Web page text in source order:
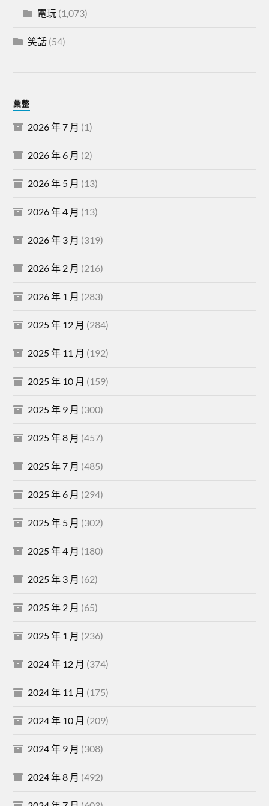
電玩 (1,073)
笑話 (54)
彙整
2026 年 7 月 (1)
2026 年 6 月 (2)
2026 年 5 月 (13)
2026 年 4 月 (13)
2026 年 3 月 (319)
2026 年 2 月 (216)
2026 年 1 月 (283)
2025 年 12 月 (284)
2025 年 11 月 (192)
2025 年 10 月 (159)
2025 年 9 月 (300)
2025 年 8 月 (457)
2025 年 7 月 (485)
2025 年 6 月 (294)
2025 年 5 月 (302)
2025 年 4 月 (180)
2025 年 3 月 (62)
2025 年 2 月 (65)
2025 年 1 月 (236)
2024 年 12 月 (374)
2024 年 11 月 (175)
2024 年 10 月 (209)
2024 年 9 月 (308)
2024 年 8 月 (492)